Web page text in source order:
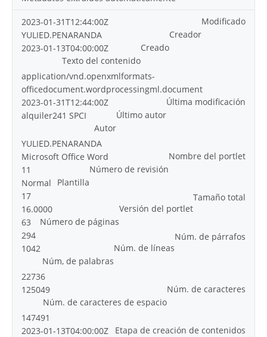
Modificado
2023-01-31T12:44:00Z
Creador
YULIED.PENARANDA
Creado
2023-01-13T04:00:00Z
Texto del contenido
application/vnd.openxmlformats-
officedocument.wordprocessingml.document
Última modificación
2023-01-31T12:44:00Z
Último autor
alquiler241 SPCI
Autor
YULIED.PENARANDA
Nombre del portlet
Microsoft Office Word
Número de revisión
11
Plantilla
Normal
Tamaño total
17
Versión del portlet
16.0000
Número de páginas
63
Núm. de párrafos
294
Núm. de líneas
1042
Núm, de palabras
22736
Núm. de caracteres
125049
Núm. de caracteres de espacio
147491
Etapa de creación de contenidos
2023-01-13T04:00:00Z